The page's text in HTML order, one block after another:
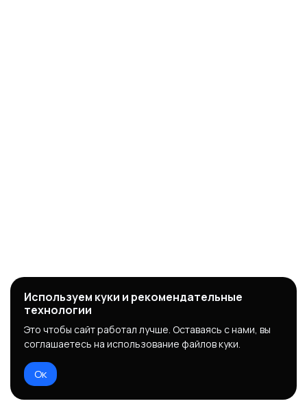
Используем куки и рекомендательные
технологии
Это чтобы сайт работал лучше. Оставаясь с нами, вы
соглашаетесь на использование файлов куки.
Ок